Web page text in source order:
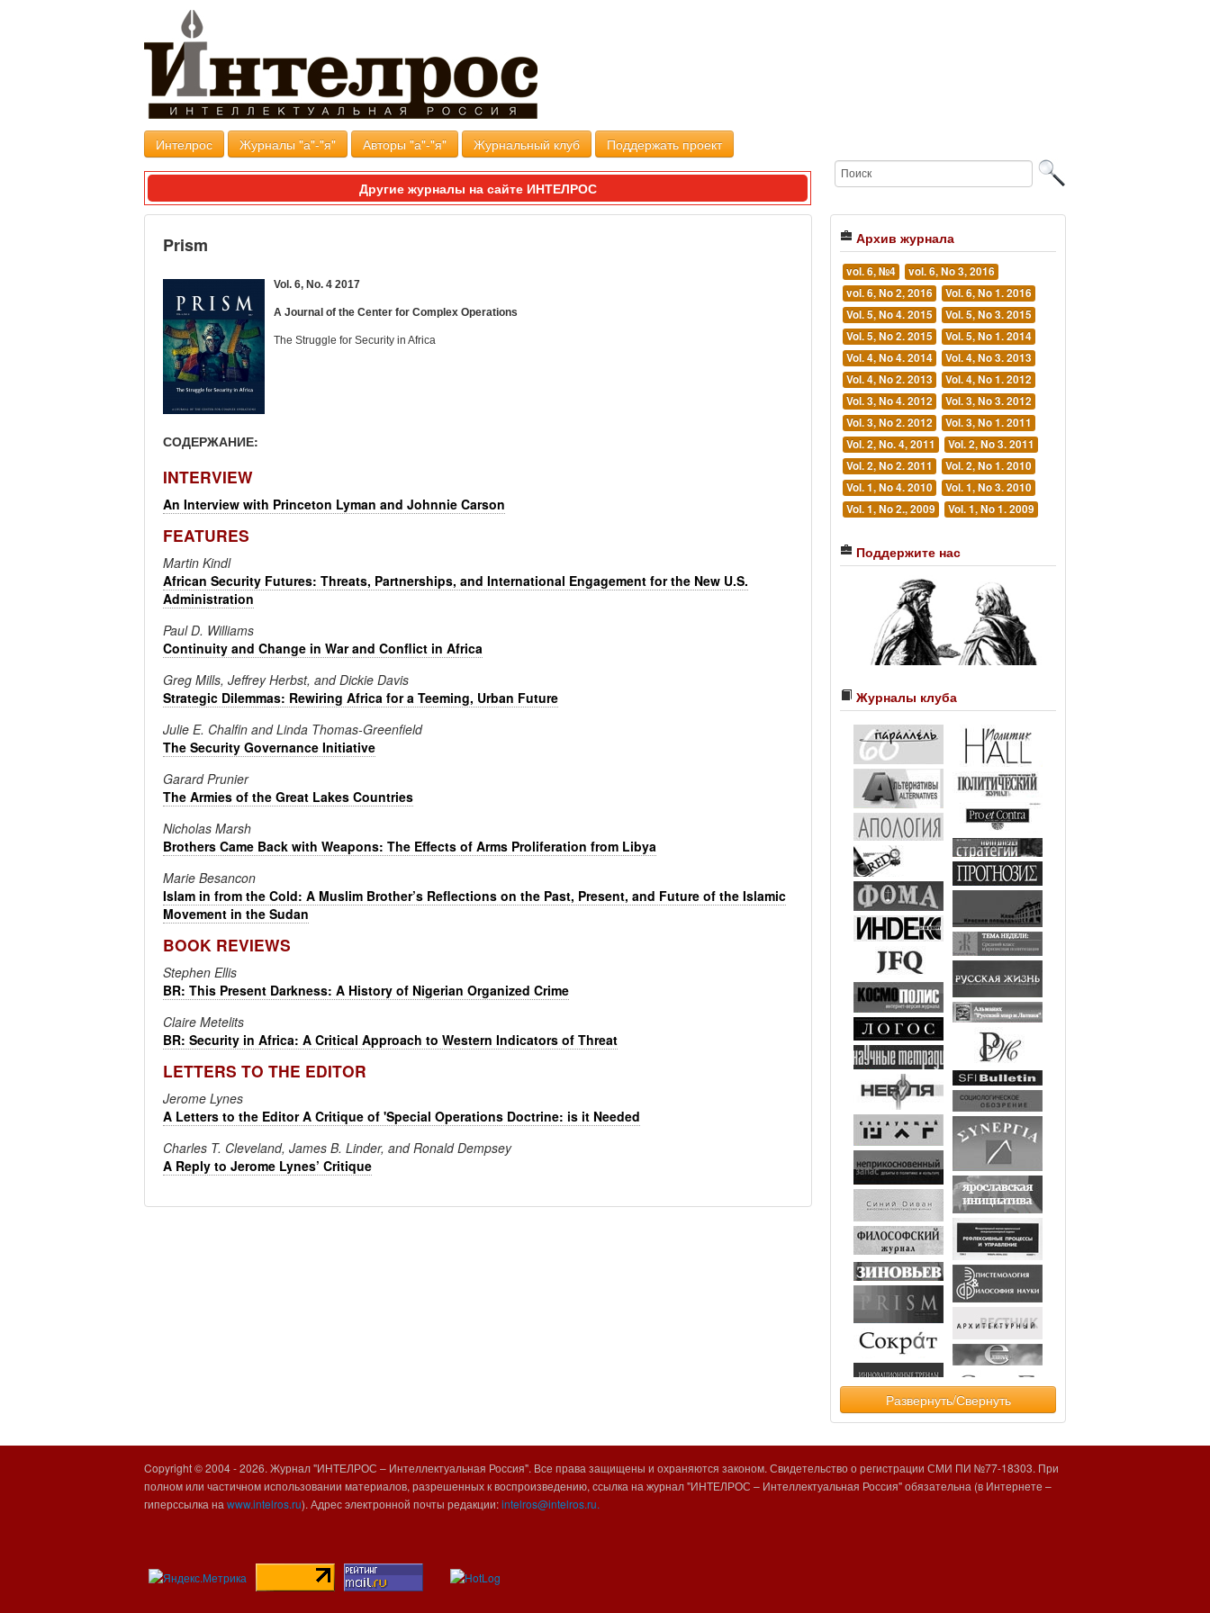
Интелрос Журналы "а"-"я" Авторы "а"-"я" Журнальный клуб Поддержать проект
Другие журналы на сайте ИНТЕЛРОС
Prism
Vol. 6, No. 4 2017
A Journal of the Center for Complex Operations
The Struggle for Security in Africa
СОДЕРЖАНИЕ:
INTERVIEW
An Interview with Princeton Lyman and Johnnie Carson
FEATURES
Martin Kindl
African Security Futures: Threats, Partnerships, and International Engagement for the New U.S.
Administration
Paul D. Williams
Continuity and Change in War and Conflict in Africa
Greg Mills, Jeffrey Herbst, and Dickie Davis
Strategic Dilemmas: Rewiring Africa for a Teeming, Urban Future
Julie E. Chalfin and Linda Thomas-Greenfield
The Security Governance Initiative
Garard Prunier
The Armies of the Great Lakes Countries
Nicholas Marsh
Brothers Came Back with Weapons: The Effects of Arms Proliferation from Libya
Marie Besancon
Islam in from the Cold: A Muslim Brother’s Reflections on the Past, Present, and Future of the Islamic
Movement in the Sudan
BOOK REVIEWS
Stephen Ellis
BR: This Present Darkness: A History of Nigerian Organized Crime
Claire Metelits
BR: Security in Africa: A Critical Approach to Western Indicators of Threat
LETTERS TO THE EDITOR
Jerome Lynes
A Letters to the Editor A Critique of 'Special Operations Doctrine: is it Needed
Charles T. Cleveland, James B. Linder, and Ronald Dempsey
A Reply to Jerome Lynes’ Critique
Архив журнала
vol. 6, №4
vol. 6, No 3, 2016
vol. 6, No 2, 2016
Vol. 6, No 1. 2016
Vol. 5, No 4. 2015
Vol. 5, No 3. 2015
Vol. 5, No 2. 2015
Vol. 5, No 1. 2014
Vol. 4, No 4. 2014
Vol. 4, No 3. 2013
Vol. 4, No 2. 2013
Vol. 4, No 1. 2012
Vol. 3, No 4. 2012
Vol. 3, No 3. 2012
Vol. 3, No 2. 2012
Vol. 3, No 1. 2011
Vol. 2, No. 4, 2011
Vol. 2, No 3. 2011
Vol. 2, No 2. 2011
Vol. 2, No 1. 2010
Vol. 1, No 4. 2010
Vol. 1, No 3. 2010
Vol. 1, No 2., 2009
Vol. 1, No 1. 2009
Поддержите нас
Журналы клуба
Развернуть/Свернуть
Copyright © 2004 -2026. Журнал "ИНТЕЛРОС – Интеллектуальная Россия". Все права защищены и охраняются законом. Свидетельство о регистрации СМИ ПИ №77-18303. При
полном или частичном использовании материалов, разрешенных к воспроизведению, ссылка на журнал "ИНТЕЛРОС – Интеллектуальная Россия" обязательна (в Интернете –
гиперссылка на www.intelros.ru). Адрес электронной почты редакции:intelros@intelros.ru.